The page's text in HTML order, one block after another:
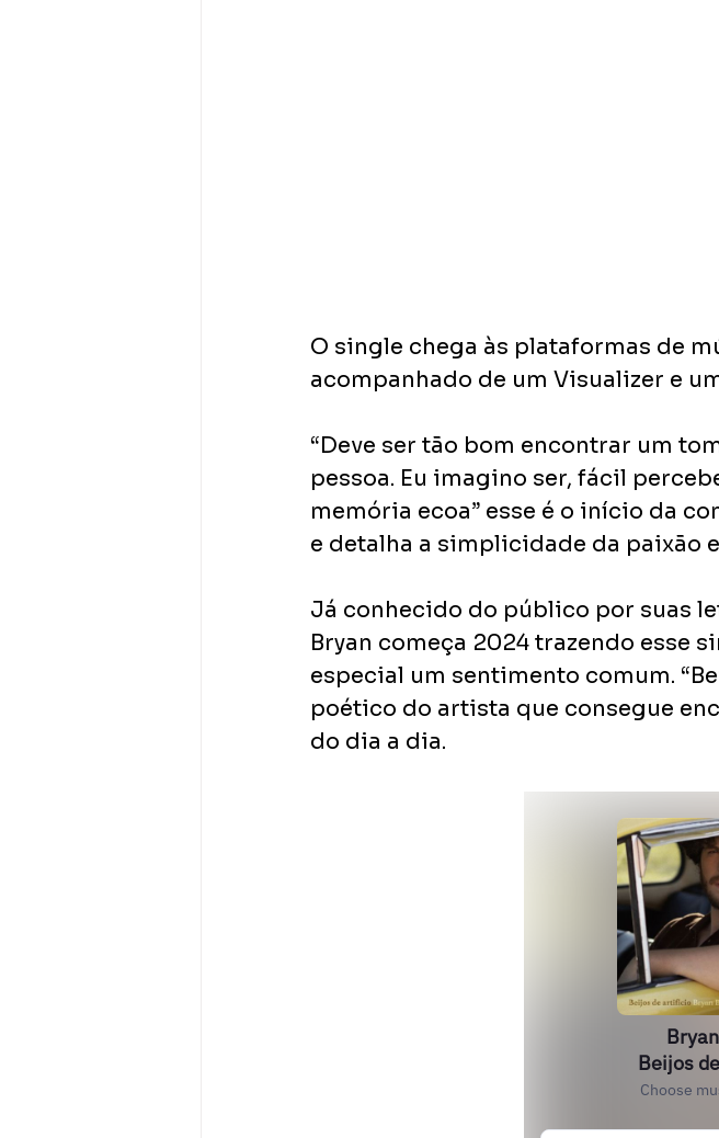
O single chega às plataformas de
acompanhado de um Visualizer e
“Deve ser tão bom encontrar um
pessoa. Eu imagino ser, fácil
memória ecoa” esse é o início da
e detalha a simplicidade da paixão
Já conhecido do público por suas
Bryan começa 2024 trazendo esse
especial um sentimento comum.
poético do artista que consegue
do dia a dia.